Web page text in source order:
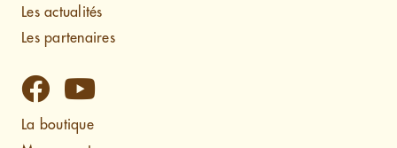
Les actualités
Les partenaires
La boutique